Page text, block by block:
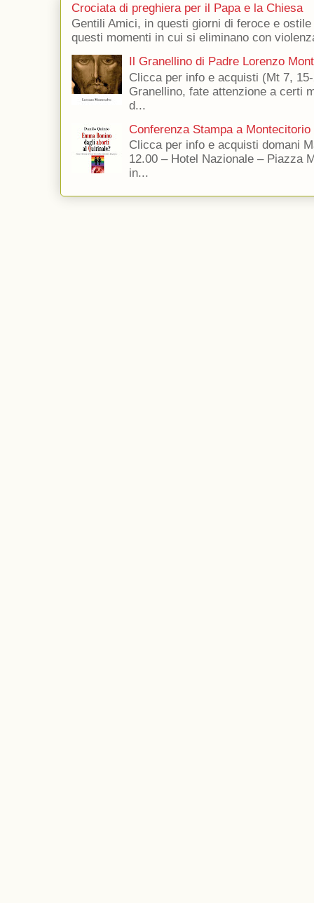
Crociata di preghiera per il Papa e la Chiesa
Gentili Amici, in questi giorni di feroce e
questi momenti in cui si eliminano con
Il Granellino di Padre Lorenzo
Clicca per info e acquisti (Mt 7,
Granellino, fate attenzione a certi
d...
Conferenza Stampa a Montecitorio
Clicca per info e acquisti domani
12.00 – Hotel Nazionale – Piazza
in...